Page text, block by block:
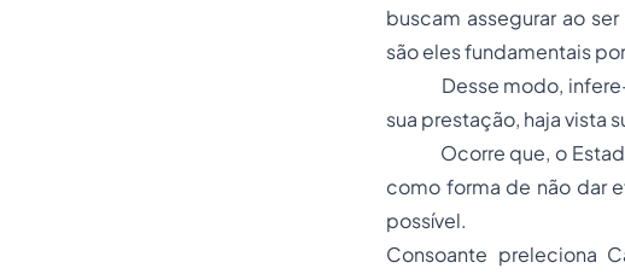
buscam assegurar ao
são eles fundamentais
Desse modo, infere-
sua prestação, haja vista
Ocorre que, o Estado
como forma de não dar
possível.
Consoante preleciona